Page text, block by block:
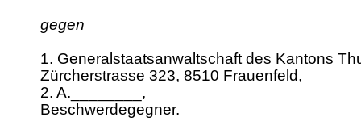
gegen
1. Generalstaatsanwaltschaft des Kantons
Zürcherstrasse 323, 8510 Frauenfeld,
2. A.________,
Beschwerdegegner.